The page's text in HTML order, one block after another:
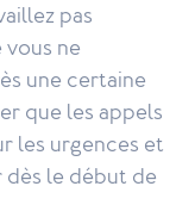
pas
ne
une certaine
que les appels
les urgences et
dès le début de